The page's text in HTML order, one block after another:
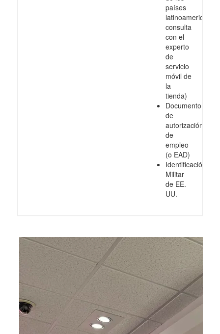
países
latinoamericanos,
consulta
con el
experto
de
servicio
móvil de
la
tienda)
Documento
de
autorización
de
empleo
(o EAD)
Identificación
Militar
de EE.
UU.